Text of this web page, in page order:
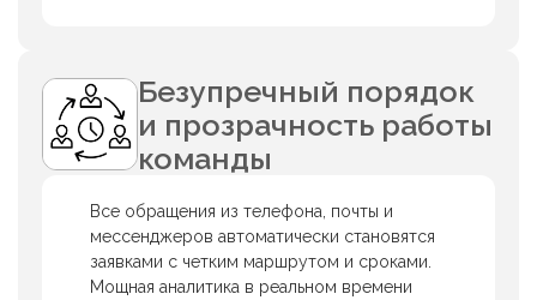
Безупречный порядок
и прозрачность работы
команды
Все обращения из телефона, почты и
мессенджеров автоматически становятся
заявками с четким маршрутом и сроками.
Мощная аналитика в реальном времени